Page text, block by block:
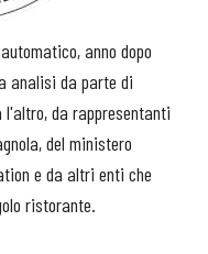
anno dopo
analisi da parte di
da rappresentanti
del ministero
e da altri enti che
ristorante.